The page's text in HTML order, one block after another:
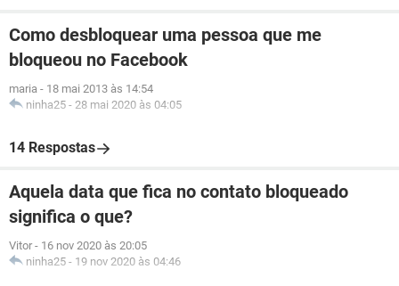
Como desbloquear uma pessoa que me
bloqueou no Facebook
maria - 18 mai 2013 às 14:54
ninha25 - 28 mai 2020 às 04:05
14 Respostas
Aquela data que fica no contato bloqueado
significa o que?
Vitor - 16 nov 2020 às 20:05
ninha25 - 19 nov 2020 às 04:46